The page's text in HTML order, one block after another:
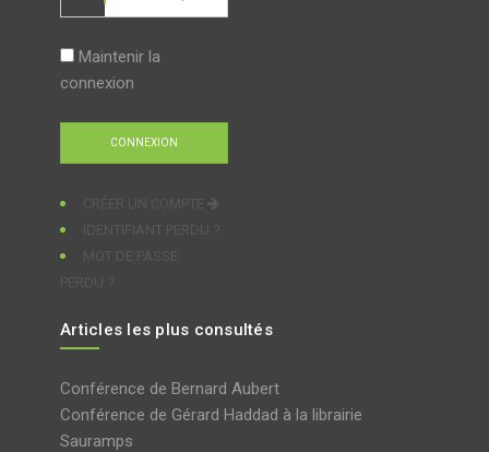
Maintenir la
connexion
Articles les plus consultés
Conférence de Bernard Aubert
Conférence de Gérard Haddad à la librairie
Sauramps